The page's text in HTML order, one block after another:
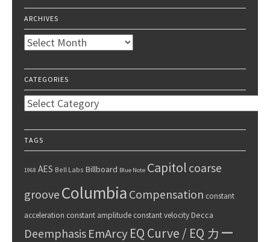
ARCHIVES
Archives
CATEGORIES
Categories
TAGS
1968 AES Bell Labs Billboard Blue Note Capitol coarse
groove Columbia Compensation constant
acceleration constant amplitude constant velocityDecca
Deemphasis EmArcyEQ Curve / EQ カー